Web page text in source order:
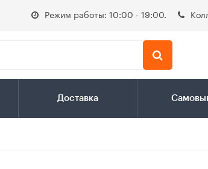
Режим работы: 10:00 - 19:00.
Доставка